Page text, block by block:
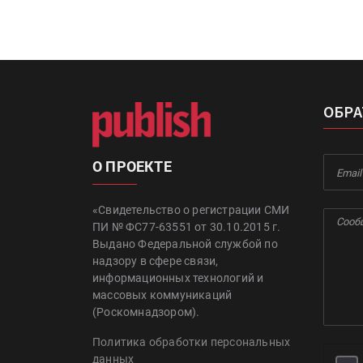
О ПРОЕКТЕ
«Свидетельство о регистрации СМИ
ПИ № ФС77-63551 от 30.10.2015 г.
Выдано Федеральной службой по
надзору в сфере связи,
информационных технологий и
массовых коммуникаций
(Роскомнадзором).
Политика обработки персональных
данных